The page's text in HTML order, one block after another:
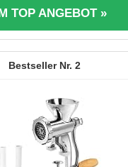
TOP ANGEBOT »
2